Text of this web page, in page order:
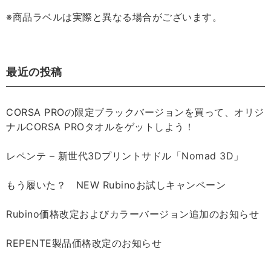
最近の投稿
CORSA PROの限定ブラックバージョンを買って、オリジ
ナルCORSA PROタオルをゲットしよう！
レペンテ – 新世代3Dプリントサドル「Nomad 3D」
もう履いた？ NEW Rubinoお試しキャンペーン
Rubino価格改定およびカラーバージョン追加のお知らせ
REPENTE製品価格改定のお知らせ
※商品ラベルは実際と異なる場合がございます。